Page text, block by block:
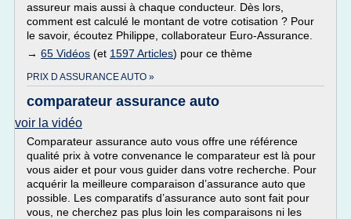
assureur mais aussi à chaque conducteur. Dès lors,
comment est calculé le montant de votre cotisation ? Pour
le savoir, écoutez Philippe, collaborateur Euro-Assurance.
→ 65 Vidéos (et 1597 Articles) pour ce thème
PRIX D ASSURANCE AUTO »
comparateur assurance auto
voir la vidéo
Comparateur assurance auto vous offre une référence
qualité prix à votre convenance le comparateur est là pour
vous aider et pour vous guider dans votre recherche. Pour
acquérir la meilleure comparaison d’assurance auto que
possible. Les comparatifs d’assurance auto sont fait pour
vous, ne cherchez pas plus loin les comparaisons ni les